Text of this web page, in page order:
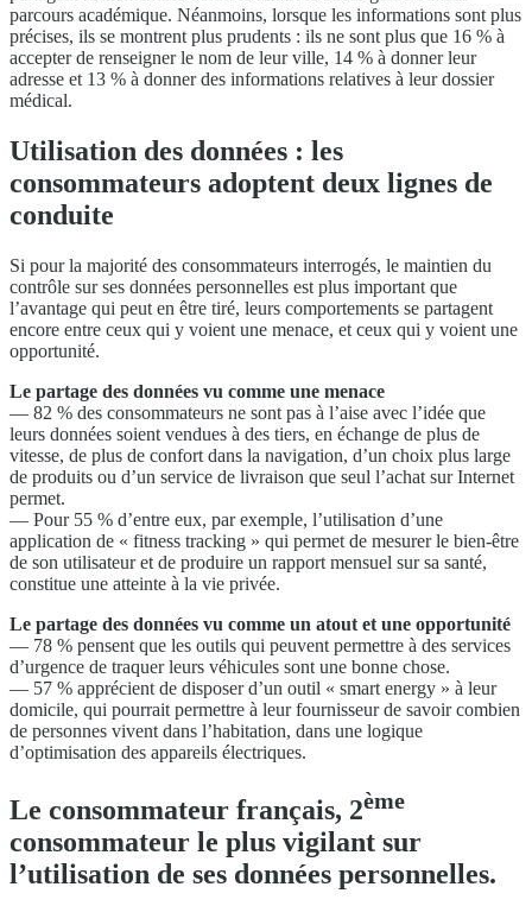
parcours académique. Néanmoins, lorsque les informations sont plus
précises, ils se montrent plus prudents : ils ne sont plus que 16 % à
accepter de renseigner le nom de leur ville, 14 % à donner leur
adresse et 13 % à donner des informations relatives à leur dossier
médical.
Utilisation des données : les
consommateurs adoptent deux lignes de
conduite
Si pour la majorité des consommateurs interrogés, le maintien du
contrôle sur ses données personnelles est plus important que
l’avantage qui peut en être tiré, leurs comportements se partagent
encore entre ceux qui y voient une menace, et ceux qui y voient une
opportunité.
Le partage des données vu comme une menace
— 82 % des consommateurs ne sont pas à l’aise avec l’idée que
leurs données soient vendues à des tiers, en échange de plus de
vitesse, de plus de confort dans la navigation, d’un choix plus large
de produits ou d’un service de livraison que seul l’achat sur Internet
permet.
— Pour 55 % d’entre eux, par exemple, l’utilisation d’une
application de « fitness tracking » qui permet de mesurer le bien-être
de son utilisateur et de produire un rapport mensuel sur sa santé,
constitue une atteinte à la vie privée.
Le partage des données vu comme un atout et une opportunité
— 78 % pensent que les outils qui peuvent permettre à des services
d’urgence de traquer leurs véhicules sont une bonne chose.
— 57 % apprécient de disposer d’un outil « smart energy » à leur
domicile, qui pourrait permettre à leur fournisseur de savoir combien
de personnes vivent dans l’habitation, dans une logique
d’optimisation des appareils électriques.
Le consommateur français, 2ème
consommateur le plus vigilant sur
l’utilisation de ses données personnelles.